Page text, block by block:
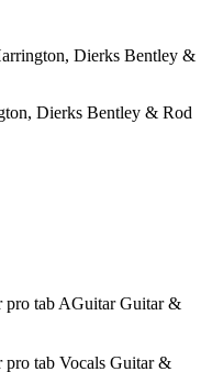
Dierks Bentley &
Dierks Bentley & Rod